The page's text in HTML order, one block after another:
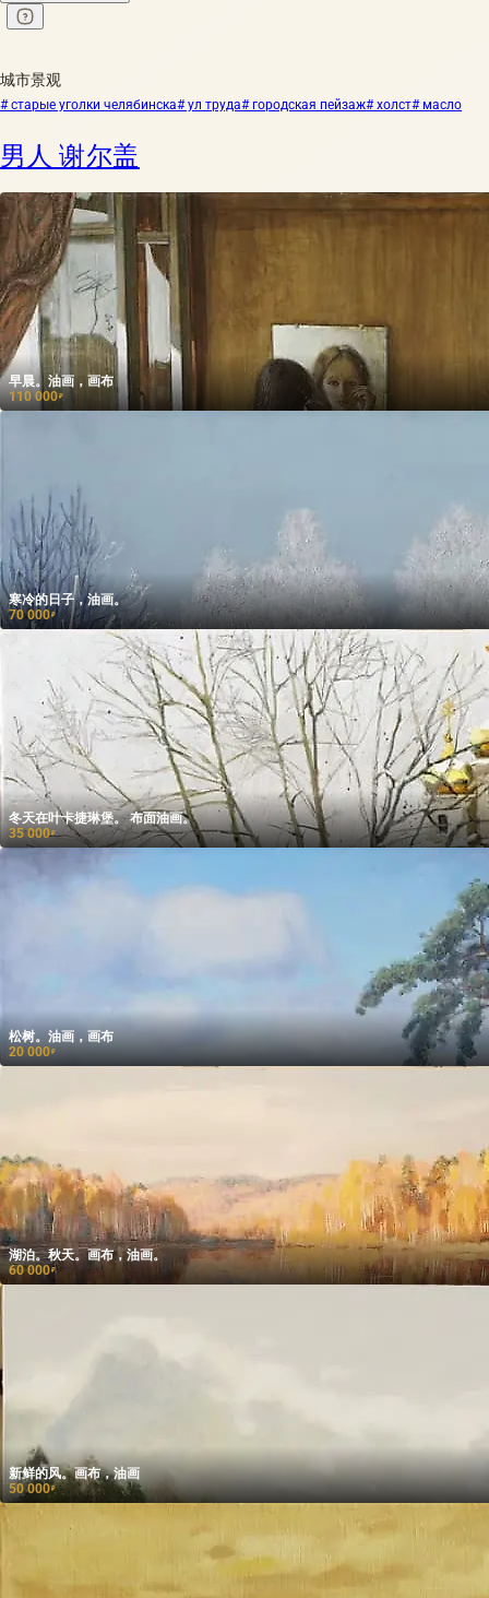
城市景观
# старые уголки челябинска# ул труда# городская пейзаж# холст# масло
男人 谢尔盖
早晨。油画，画布
110 000₽
寒冷的日子，油画。
70 000₽
冬天在叶卡捷琳堡。 布面油画。
35 000₽
松树。油画，画布
20 000₽
湖泊。秋天。画布，油画。
60 000₽
新鲜的风。画布，油画
50 000₽